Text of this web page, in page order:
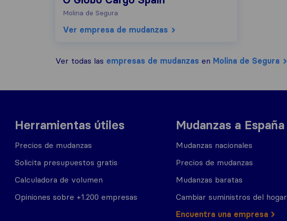
Molina de Segura
Ver empresa de mudanzas
Ver todas las empresas de mudanzas en Molina de Segura
Herramientas útiles
Precios de mudanzas
Solicita presupuestos gratis
Calculadora de volumen
Opiniones sobre +1.200 empresas
Mudanzas a España
Mudanzas nacionales
Precios de mudanzas
Mudanzas baratas
Cambiar suministros del hogar
Encuentra una empresa